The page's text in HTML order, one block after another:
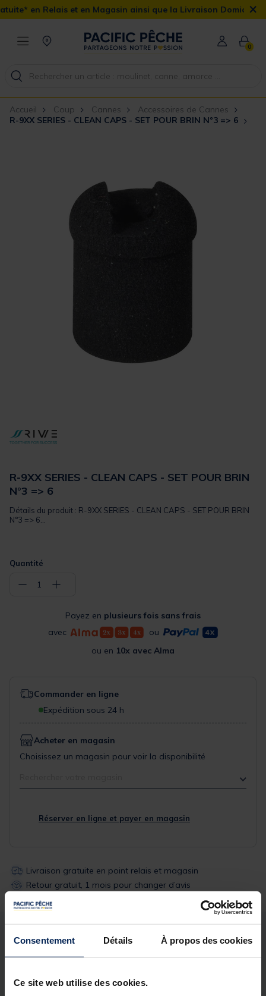
Consentement Détails À propos des cookies
Ce site web utilise des cookies.
et en Magasin ainsi que la Livraison Domicile offerte dès 90€
×
0
Accueil Coup Cannes
Accessoires de Cannes
R-9XX SERIES - CLEAN CAPS - SET POUR BRIN N°3 => 6
R-9XX SERIES - CLEAN CAPS - SET POUR BRIN
N°3 => 6
Détails du produit : R-9XX SERIES - CLEAN CAPS - SET POUR BRIN
N°3 => 6...
Quantité
− 1 +
Payez en plusieurs fois sans frais
avec
ou
ou en 10x avec Alma
Commander en ligne
Expédition sous 24 h
Acheter en magasin
Choisissez un magasin pour voir la disponibilité
Réserver en ligne et payer en magasin
Livraison gratuite en point relais et magasin
Retour gratuit, 1 mois pour changer d’avis
Description Spécifications
Description & détails